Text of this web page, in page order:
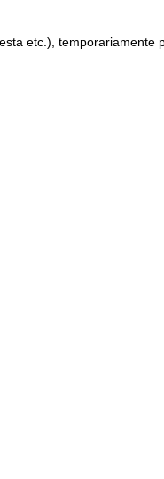
etc.), temporariamente